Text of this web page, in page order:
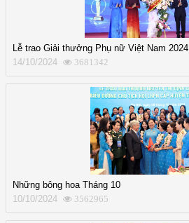
Lễ trao Giải thưởng Phụ nữ Việt Nam 2024
14/10/2024
3681342
Những bông hoa Tháng 10
10/10/2024
3562965